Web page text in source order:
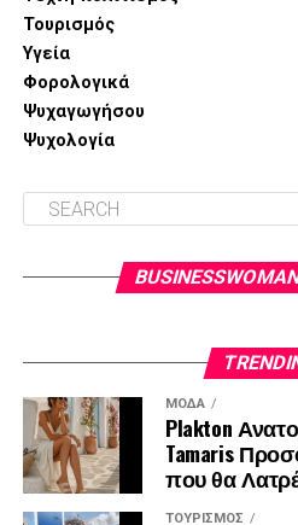
Τουρισμός
Υγεία
Φορολογικά
Ψυχαγωγήσου
Ψυχολογία
ΜΌΔΑ
Plakton
Tamaris
που θα
ΤΟΥΡΙΣΜΌΣ